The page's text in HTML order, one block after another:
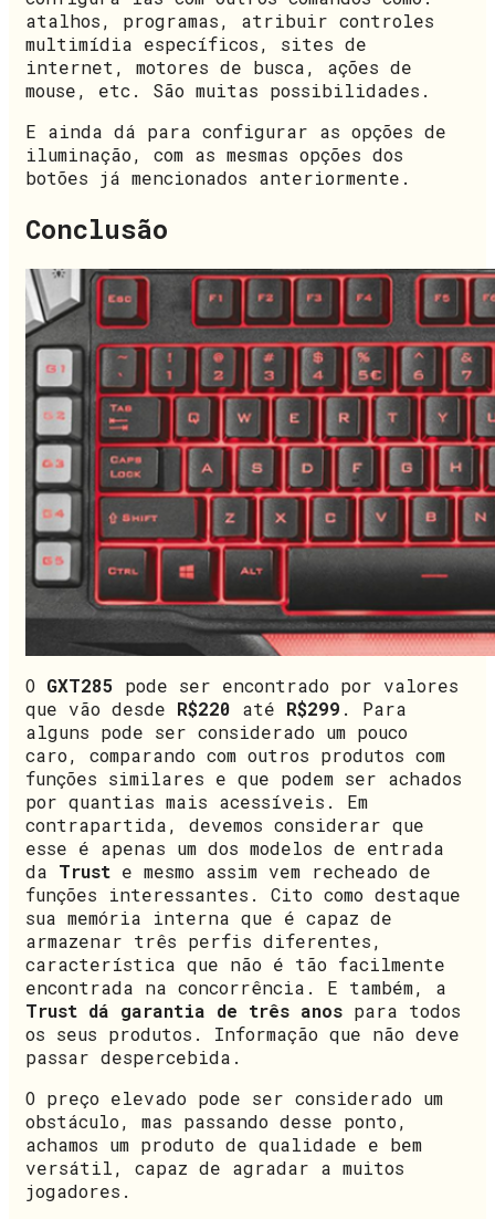
atalhos, programas, atribuir controles
multimídia específicos, sites de
internet, motores de busca, ações de
mouse, etc. São muitas possibilidades.
E ainda dá para configurar as opções de
iluminação, com as mesmas opções dos
botões já mencionados anteriormente.
Conclusão
O GXT285 pode ser encontrado por valores
que vão desde R$220 até R$299 . Para
alguns pode ser considerado um pouco
caro, comparando com outros produtos com
funções similares e que podem ser achados
por quantias mais acessíveis. Em
contrapartida, devemos considerar que
esse é apenas um dos modelos de entrada
da Trust e mesmo assim vem recheado de
funções interessantes. Cito como destaque
sua memória interna que é capaz de
armazenar três perfis diferentes,
característica que não é tão facilmente
encontrada na concorrência. E também, a
Trust dá garantia de três anos para todos
os seus produtos. Informação que não deve
passar despercebida.
O preço elevado pode ser considerado um
obstáculo, mas passando desse ponto,
achamos um produto de qualidade e bem
versátil, capaz de agradar a muitos
jogadores.